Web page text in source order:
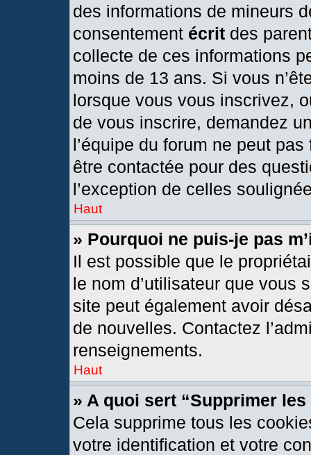
des informations de mineurs
consentement écrit des
collecte de ces informations
moins de 13 ans. Si vous
lorsque vous vous inscrivez,
de vous inscrire, demandez
l’équipe du forum ne peut
être contactée pour des
l’exception de celles
Haut
» Pourquoi ne puis-je pas
Il est possible que le
le nom d’utilisateur que vous
site peut également avoir
de nouvelles. Contactez
renseignements.
Haut
» A quoi sert “Supprimer
Cela supprime tous les
votre identification et votre